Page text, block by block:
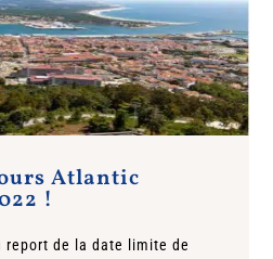
Atlantic
!
report de la date limite de